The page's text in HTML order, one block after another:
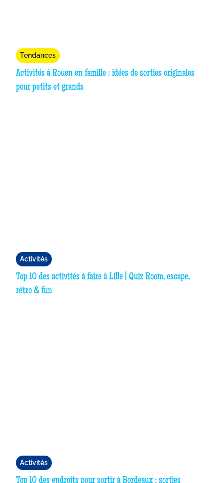
Tendances
Activités à Rouen en famille : idées de sorties originales
pour petits et grands
Activités
Top 10 des activités à faire à Lille | Quiz Room, escape,
rétro & fun
Activités